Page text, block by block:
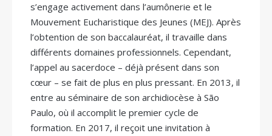
s’engage activement dans l’aumônerie et le
Mouvement Eucharistique des Jeunes (MEJ). Après
l’obtention de son baccalauréat, il travaille dans
différents domaines professionnels. Cependant,
l’appel au sacerdoce – déjà présent dans son
cœur – se fait de plus en plus pressant. En 2013, il
entre au séminaire de son archidiocèse à São
Paulo, où il accomplit le premier cycle de
formation. En 2017, il reçoit une invitation à